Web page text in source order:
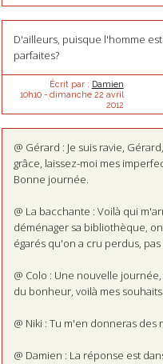
D'ailleurs, puisque l'homme
parfaites?
Écrit par : Damien
10h10- dimanche 22 avril
2012
@ Gérard : Je suis ravie,
grâce, laissez-moi mes
Bonne journée.
@ La bacchante : Voilà qui
déménager sa bibliothèque,
égarés qu'on a cru perdus, pas
@ Colo : Une nouvelle
du bonheur, voilà mes
@ Niki : Tu m'en donneras des
@ Damien : La réponse est